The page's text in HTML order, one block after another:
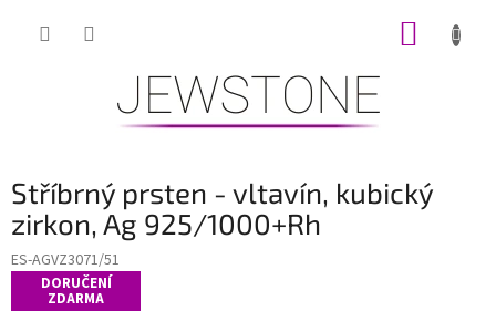
Stříbrný prsten - vltavín, kubický
zirkon, Ag 925/1000+Rh
ES-AGVZ3071/51
DORUČENÍ
ZDARMA